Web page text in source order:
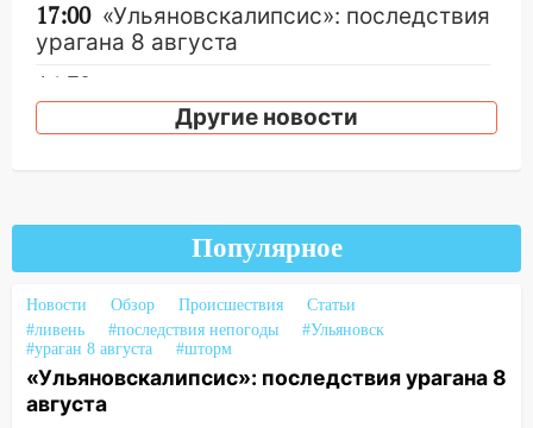
17:00 «Ульяновскалипсис»: последствия
урагана 8 августа
16:38
области на 9 августа
Мелекесский район первым в
Ульяновской области намолотил более
100 тысяч тонн зерна
15:17 В колледжи и техникумы
Ульяновской области подали более 10
тысяч заявлений
Другие новости
Популярное
Новости Обзор Происшествия
Статьи
#ливень
#последствия непогоды
#Ульяновск
#ураган 8 августа
#шторм
«Ульяновскалипсис»: последствия урагана 8
августа